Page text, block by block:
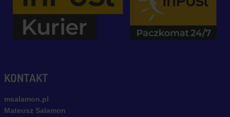
KONTAKT
msalamon.pl
Mateusz Salamon